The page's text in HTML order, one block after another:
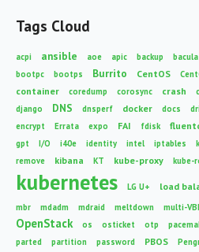
Tags Cloud
acpi ansible aoe apic backup bacula
bootpc
bootps Burrito CentOS
container coredump corosync crash
django DNS dnsperf docker docs
encrypt Errata expo FAI fdisk
gpt
I/O i40e identity intel iptables
remove
kibana KT kube-proxy kube-
kubernetes LG U+ load
mbr
mdadm mdraid meltdown multi-
OpenStack os osticket otp
parted
partition password PBOS